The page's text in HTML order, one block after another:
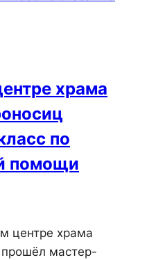
храма
по
помощи
центре храма
мастер-